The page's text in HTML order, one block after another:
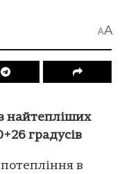
AA
найтепліших
градусів
в